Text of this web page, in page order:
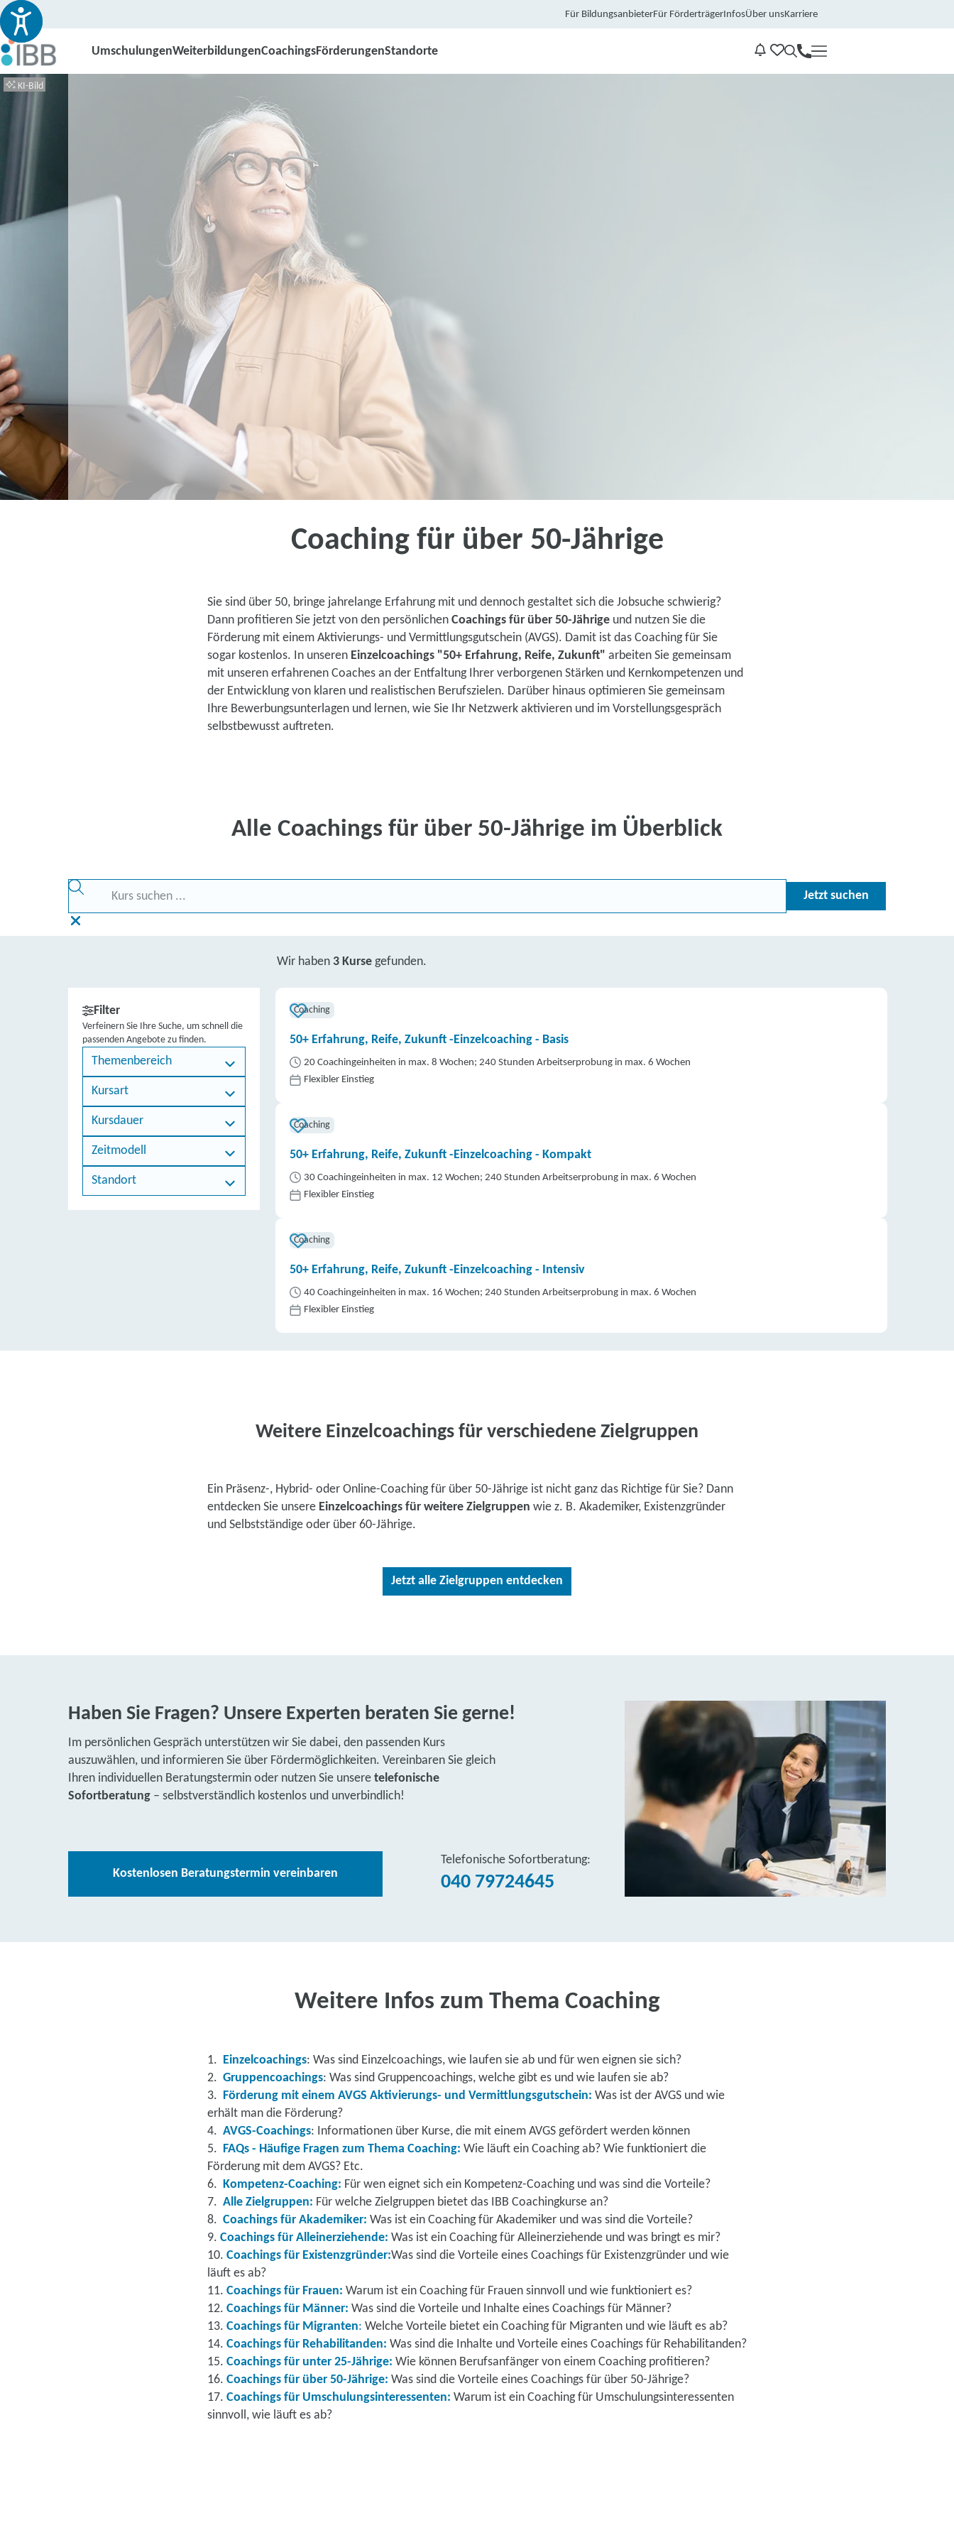
Für BildungsanbieterFür FörderträgerInfosÜber unsKarriere
UmschulungenWeiterbildungenCoachingsFörderungenStandorte
Kontakt
KI-Bild
Coachings für über 50-Jährige
Einzelcoaching!
100 % kostenlos mit Aktivierungs- und Vermittlungsgutschein (AVGS)
Maßgeschneiderte Coachings für Ihren beruflichen Erfolg
Persönliche Unterstützung beim nächsten Karriereschritt
Coaching für über 50-Jährige
Sie sind über 50, bringe jahrelange Erfahrung mit und dennoch gestaltet sich die Jobsuche schwierig?
Dann profitieren Sie jetzt von den persönlichen Coachings für über 50-Jährige und nutzen Sie die
Förderung mit einem Aktivierungs- und Vermittlungsgutschein (AVGS). Damit ist das Coaching für Sie
sogar kostenlos. In unseren Einzelcoachings "50+ Erfahrung, Reife, Zukunft" arbeiten Sie gemeinsam
mit unseren erfahrenen Coaches an der Entfaltung Ihrer verborgenen Stärken und Kernkompetenzen und
der Entwicklung von klaren und realistischen Berufszielen. Darüber hinaus optimieren Sie gemeinsam
Ihre Bewerbungsunterlagen und lernen, wie Sie Ihr Netzwerk aktivieren und im Vorstellungsgespräch
selbstbewusst auftreten.
Alle Coachings für über 50-Jährige im Überblick
Jetzt suchen
Wir haben 3 Kurse gefunden.
Filter
Verfeinern Sie Ihre Suche, um schnell die
passenden Angebote zu finden.
Themenbereich
Kursart
Kursdauer
Zeitmodell
Standort
Coaching
50+ Erfahrung, Reife, Zukunft -Einzelcoaching - Basis
20 Coachingeinheiten in max. 8 Wochen; 240 Stunden Arbeitserprobung in max. 6 Wochen
Flexibler Einstieg
Coaching
50+ Erfahrung, Reife, Zukunft -Einzelcoaching - Kompakt
30 Coachingeinheiten in max. 12 Wochen; 240 Stunden Arbeitserprobung in max. 6 Wochen
Flexibler Einstieg
Coaching
50+ Erfahrung, Reife, Zukunft -Einzelcoaching - Intensiv
40 Coachingeinheiten in max. 16 Wochen; 240 Stunden Arbeitserprobung in max. 6 Wochen
Flexibler Einstieg
Weitere Einzelcoachings für verschiedene Zielgruppen
Ein Präsenz-, Hybrid- oder Online-Coaching für über 50-Jährige ist nicht ganz das Richtige für Sie? Dann
entdecken Sie unsere Einzelcoachings für weitere Zielgruppen wie z. B. Akademiker, Existenzgründer
und Selbstständige oder über 60-Jährige.
Jetzt alle Zielgruppen entdecken
Haben Sie Fragen? Unsere Experten beraten Sie gerne!
Im persönlichen Gespräch unterstützen wir Sie dabei, den passenden Kurs
auszuwählen, und informieren Sie über Fördermöglichkeiten. Vereinbaren Sie gleich
Ihren individuellen Beratungstermin oder nutzen Sie unsere telefonische
Sofortberatung – selbstverständlich kostenlos und unverbindlich!
Kostenlosen Beratungstermin vereinbaren
Telefonische Sofortberatung:
040 79724645
Weitere Infos zum Thema Coaching
1. Einzelcoachings: Was sind Einzelcoachings, wie laufen sie ab und für wen eignen sie sich?
2. Gruppencoachings: Was sind Gruppencoachings, welche gibt es und wie laufen sie ab?
3.
Förderung mit einem AVGS Aktivierungs- und Vermittlungsgutschein: Was ist der AVGS und wie
erhält man die Förderung?
4. AVGS-Coachings: Informationen über Kurse, die mit einem AVGS gefördert werden können
5.
FAQs - Häufige Fragen zum Thema Coaching: Wie läuft ein Coaching ab? Wie funktioniert die
Förderung mit dem AVGS? Etc.
6.
Kompetenz-Coaching: Für wen eignet sich ein Kompetenz-Coaching und was sind die Vorteile?
7. Alle Zielgruppen: Für welche Zielgruppen bietet das IBB Coachingkurse an?
8. Coachings für Akademiker: Was ist ein Coaching für Akademiker und was sind die Vorteile?
9. Coachings für Alleinerziehende: Was ist ein Coaching für Alleinerziehende und was bringt es mir?
10. Coachings für Existenzgründer:Was sind die Vorteile eines Coachings für Existenzgründer und wie
läuft es ab?
11. Coachings für Frauen: Warum ist ein Coaching für Frauen sinnvoll und wie funktioniert es?
12. Coachings für Männer: Was sind die Vorteile und Inhalte eines Coachings für Männer?
13. Coachings für Migranten: Welche Vorteile bietet ein Coaching für Migranten und wie läuft es ab?
14. Coachings für Rehabilitanden: Was sind die Inhalte und Vorteile eines Coachings für Rehabilitanden?
15. Coachings für unter 25-Jährige: Wie können Berufsanfänger von einem Coaching profitieren?
16. Coachings für über 50-Jährige: Was sind die Vorteile eines Coachings für über 50-Jährige?
17. Coachings für Umschulungsinteressenten: Warum ist ein Coaching für Umschulungsinteressenten
sinnvoll, wie läuft es ab?